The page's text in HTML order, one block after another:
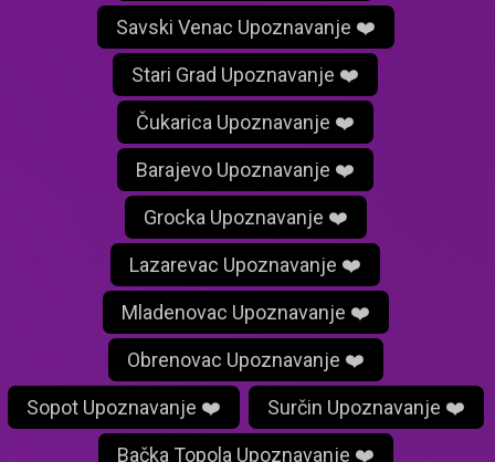
Savski Venac Upoznavanje ❤️
Stari Grad Upoznavanje ❤️
Čukarica Upoznavanje ❤️
Barajevo Upoznavanje ❤️
Grocka Upoznavanje ❤️
Lazarevac Upoznavanje ❤️
Mladenovac Upoznavanje ❤️
Obrenovac Upoznavanje ❤️
Sopot Upoznavanje ❤️ Surčin Upoznavanje ❤️
Bačka Topola Upoznavanje ❤️